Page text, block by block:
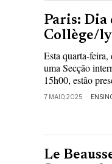
Paris: Dia
Collège/
Esta quarta-
uma Secção
15h00, estão
7 MAIO, 2025
Le